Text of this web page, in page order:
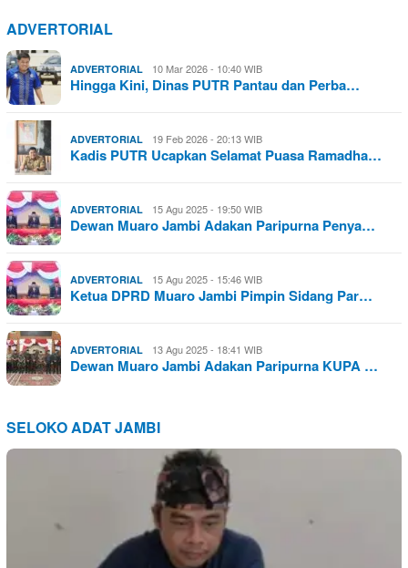
ADVERTORIAL
ADVERTORIAL 10 Mar 2026 - 10:40 WIB
Hingga Kini, Dinas PUTR Pantau dan Perba…
ADVERTORIAL 19 Feb 2026 - 20:13 WIB
Kadis PUTR Ucapkan Selamat Puasa Ramadha…
ADVERTORIAL 15 Agu 2025 - 19:50 WIB
Dewan Muaro Jambi Adakan Paripurna Penya…
ADVERTORIAL 15 Agu 2025 - 15:46 WIB
Ketua DPRD Muaro Jambi Pimpin Sidang Par…
ADVERTORIAL 13 Agu 2025 - 18:41 WIB
Dewan Muaro Jambi Adakan Paripurna KUPA …
SELOKO ADAT JAMBI